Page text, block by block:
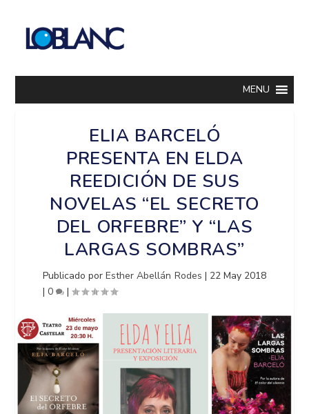
MENU
ELIA BARCELÓ
PRESENTA EN ELDA
REEDICIÓN DE SUS
NOVELAS “EL SECRETO
DEL ORFEBRE” Y “LAS
LARGAS SOMBRAS”
Publicado porEsther Abellán Rodes | 22 May 2018
|0 |